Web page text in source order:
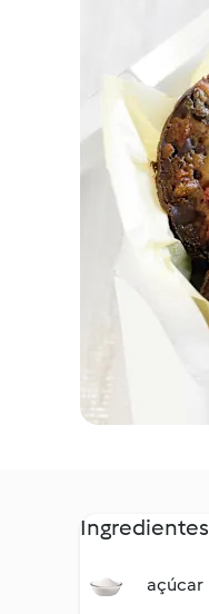
Ingredientes
açúcar